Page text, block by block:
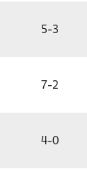
5-3
7 -2
4-0